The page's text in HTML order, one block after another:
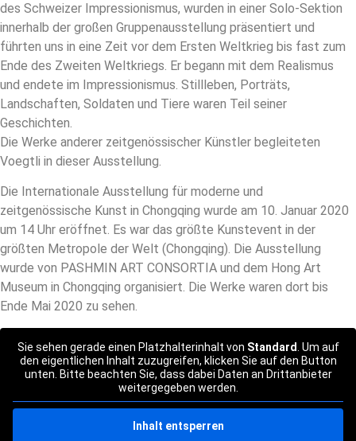
des Schweizer Impressionismus, wurden in einer Solo-Sektion
innerhalb der großen Gruppenausstellung präsentiert und
führten uns in eine Zeit vor dem Ersten Weltkrieg bis fast zum
Ende des Zweiten Weltkriegs. Er begann mit dem Realismus
und endete im Impressionismus. Stillleben, Porträts,
Landschaften, Soldaten und Tiere waren Teil seiner
Geschichten.
Die Werke anderer zeitgenössischer Künstler begleiteten
Voegtli in dieser Ausstellung.
Die Internationale Ausstellung für moderne und
zeitgenössische Kunst in Chongqing wurde am 10. Januar 2020
um 14 Uhr eröffnet. Es war das größte Kunstevent in der
größten Metropole der Welt (Chongqing). Die Ausstellung
wurde von PASHMIN ART CONSORTIA und dem Hong Art
Museum in Chongqing organisiert. Die Werke waren dort bis
Ende Mai 2020 zu sehen.
Sie sehen gerade einen Platzhalterinhalt von Standard . Um auf
den eigentlichen Inhalt zuzugreifen, klicken Sie auf den Button
unten. Bitte beachten Sie, dass dabei Daten an Drittanbieter
weitergegeben werden.
Inhalt entsperren